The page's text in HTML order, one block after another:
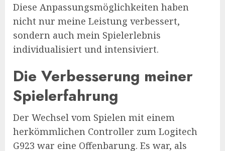
Diese Anpassungsmöglichkeiten haben
nicht nur meine Leistung verbessert,
sondern auch mein Spielerlebnis
individualisiert und intensiviert.
Die Verbesserung meiner
Spielerfahrung
Der Wechsel vom Spielen mit einem
herkömmlichen Controller zum Logitech
G923 war eine Offenbarung. Es war, als